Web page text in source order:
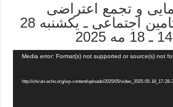
و تجمع اعتراضی
بازنشستگان تامین اجتماعی ـ یکشنبه 28
Media error: Format(s) not supported or source(s) not